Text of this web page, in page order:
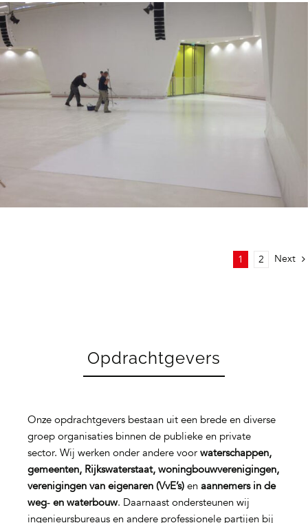
1 2 Next
Opdrachtgevers
Onze opdrachtgevers bestaan uit een brede en diverse
groep organisaties binnen de publieke en private
sector. Wij werken onder andere voor waterschappen,
gemeenten, Rijkswaterstaat, woningbouwverenigingen,
verenigingen van eigenaren (VvE’s)en aannemers in de
weg‑ en waterbouw. Daarnaast ondersteunen wij
ingenieursbureaus en andere professionele partijen bij